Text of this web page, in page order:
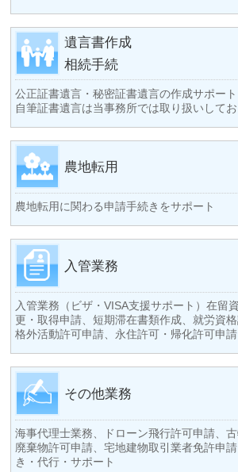
遺言書作成
相続手続
公正証書遺言・秘密証書遺言の作成サポート
自筆証書遺言は当事務所では取り扱いして
農地転用
農地転用に関わる申請手続きをサポート
入管業務
入管業務（ビザ・VISA支援サポート）在留
更・取得申請、短期滞在書類作成、就労資
格外活動許可申請、永住許可・帰化許可申
その他業務
海事代理士業務、ドローン飛行許可申請、
廃棄物許可申請、宅地建物取引業者免許申
き・代行・サポート